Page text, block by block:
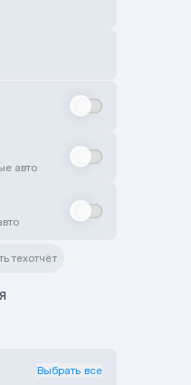
авто
техотчёт
Выбрать все